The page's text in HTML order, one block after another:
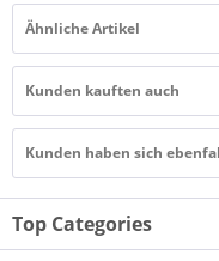
Ähnliche Artikel
Kunden kauften auch
Kunden haben sich
Top Categories